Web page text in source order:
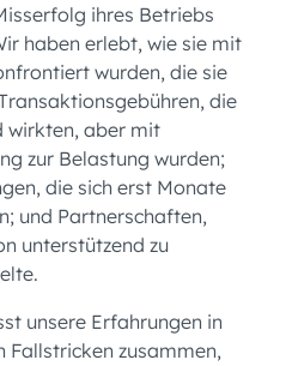
ihres Betriebs
haben erlebt, wie sie mit
wurden, die sie
die
wirkten, aber mit
zur Belastung wurden;
die sich erst Monate
und Partnerschaften,
unterstützend zu
unsere Erfahrungen in
Fallstricken zusammen,